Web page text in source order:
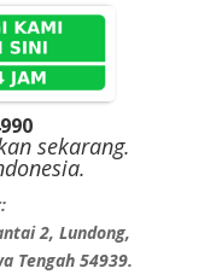
sekarang.
2, Lundong,
Tengah 54939.